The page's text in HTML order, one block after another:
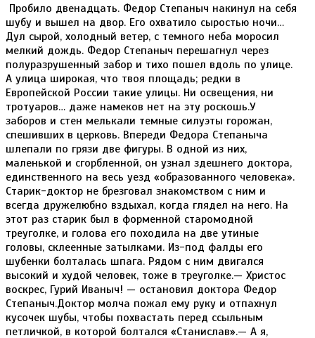
Пробило двенадцать. Федор Степаныч накинул на себя
шубу и вышел на двор. Его охватило сыростью ночи…
Дул сырой, холодный ветер, с темного неба моросил
мелкий дождь. Федор Степаныч перешагнул через
полуразрушенный забор и тихо пошел вдоль по улице.
А улица широкая, что твоя площадь; редки в
Европейской России такие улицы. Ни освещения, ни
тротуаров… даже намеков нет на эту роскошь.У
заборов и стен мелькали темные силуэты горожан,
спешивших в церковь. Впереди Федора Степаныча
шлепали по грязи две фигуры. В одной из них,
маленькой и сгорбленной, он узнал здешнего доктора,
единственного на весь уезд «образованного человека».
Старик-доктор не брезговал знакомством с ним и
всегда дружелюбно вздыхал, когда глядел на него. На
этот раз старик был в форменной старомодной
треуголке, и голова его походила на две утиные
головы, склеенные затылками. Из-под фалды его
шубенки болталась шпага. Рядом с ним двигался
высокий и худой человек, тоже в треуголке.— Христос
воскрес, Гурий Иваныч! — остановил доктора Федор
Степаныч.Доктор молча пожал ему руку и отпахнул
кусочек шубы, чтобы похвастать перед ссыльным
петличкой, в которой болтался «Станислав».— А я,